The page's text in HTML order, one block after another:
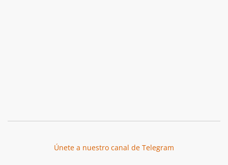
Únete a nuestro canal de Telegram